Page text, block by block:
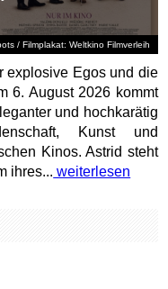
/ Filmplakat: Weltkino Filmverleih
explosive Egos und die
6. August 2026 kommt
und hochkarätig
Kunst und
Kinos. Astrid steht
ihres... weiterlesen